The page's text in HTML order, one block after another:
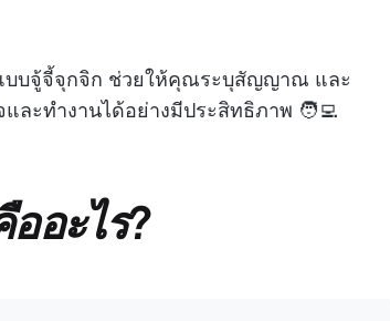
บบจู้จี้จุกจิก ช่วยให้คุณระบุสัญญาณ และ
ละทำงานได้อย่างมีประสิทธิภาพ 🧑‍💻
อะไร?